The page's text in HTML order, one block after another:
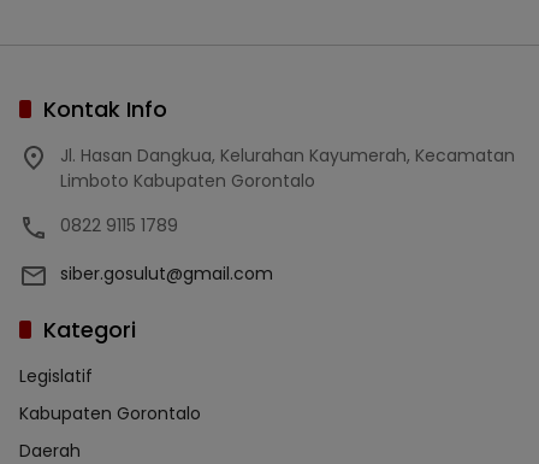
Kontak Info
Jl. Hasan Dangkua, Kelurahan Kayumerah, Kecamatan
Limboto Kabupaten Gorontalo
0822 9115 1789
siber.gosulut@gmail.com
Kategori
Legislatif
Kabupaten Gorontalo
Daerah